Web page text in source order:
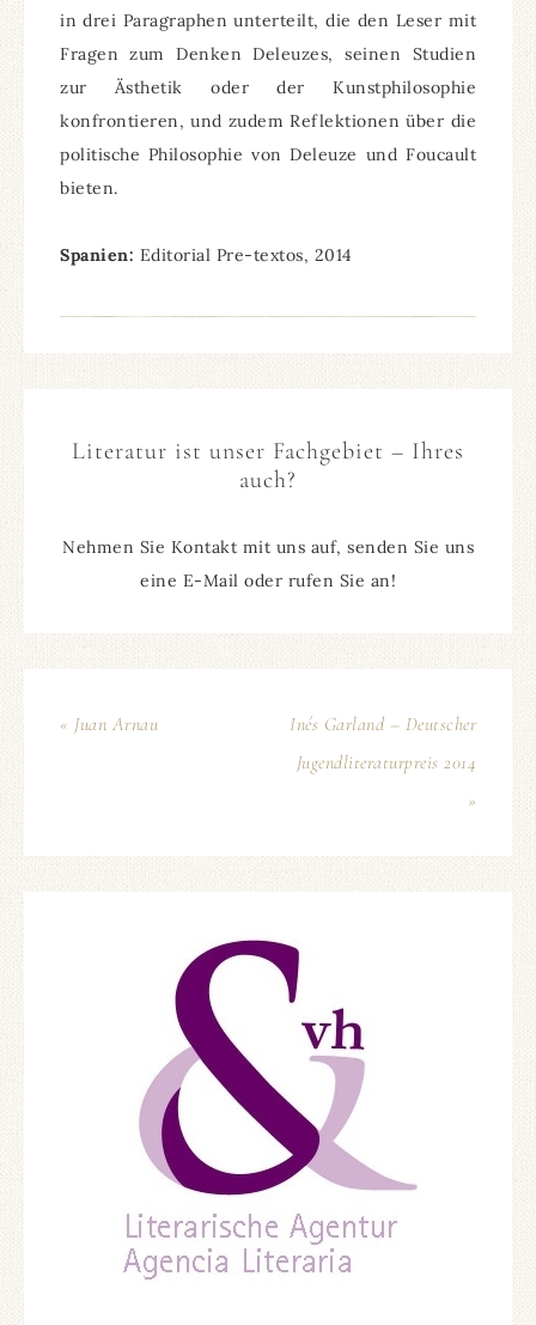
in drei Paragraphen unterteilt, die den Leser mit
Fragen zum Denken Deleuzes, seinen Studien
zur Ästhetik oder der Kunstphilosophie
konfrontieren, und zudem Reflektionen über die
politische Philosophie von Deleuze und Foucault
bieten.
Spanien: Editorial Pre-textos, 2014
Literatur ist unser Fachgebiet – Ihres
auch?
Nehmen Sie Kontakt mit uns auf, senden Sie uns
eine E-Mail oder rufen Sie an!
« Juan Arnau
Inés Garland – Deutscher
Jugendliteraturpreis 2014
»